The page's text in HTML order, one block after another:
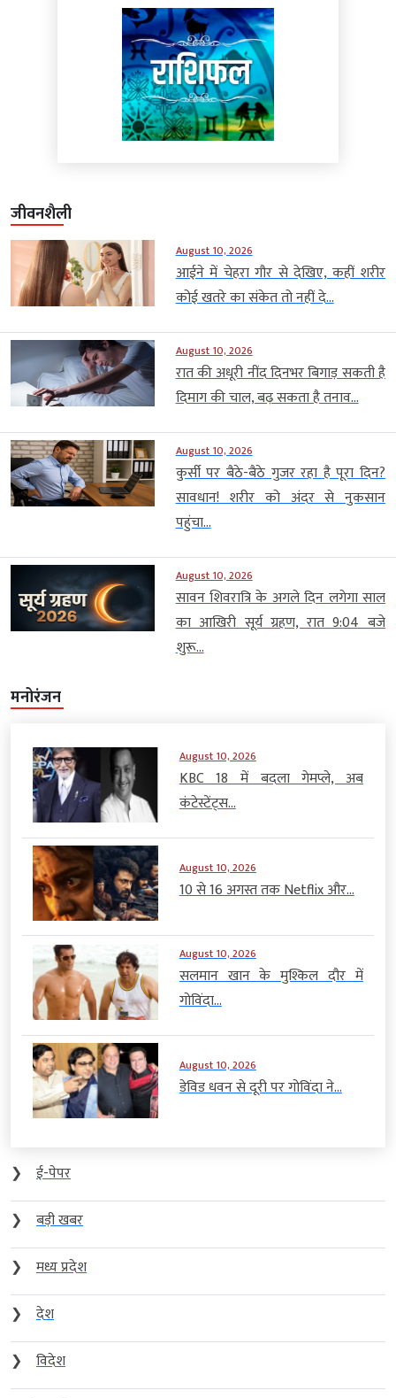
जीवनशैली
August 10, 2026
आईने में चेहरा गौर से देखिए, कहीं शरीर
कोई खतरे का संकेत तो नहीं दे...
August 10, 2026
रात की अधूरी नींद दिनभर बिगाड़ सकती है
दिमाग की चाल, बढ़ सकता है तनाव...
August 10, 2026
कुर्सी पर बैठे-बैठे गुजर रहा है पूरा दिन?
सावधान! शरीर को अंदर से नुकसान
पहुंचा...
August 10, 2026
सावन शिवरात्रि के अगले दिन लगेगा साल
का आखिरी सूर्य ग्रहण, रात 9:04 बजे
शुरू...
मनोरंजन
August 10, 2026
KBC 18 में बदला गेमप्ले, अब
कंटेस्टेंट्स...
August 10, 2026
10 से 16 अगस्त तक Netflix और...
August 10, 2026
सलमान खान के मुश्किल दौर में
गोविंदा...
August 10, 2026
डेविड धवन से दूरी पर गोविंदा ने...
❯
ई-पेपर
❯
बड़ी खबर
❯
मध्य प्रदेश
❯
देश
❯
विदेश